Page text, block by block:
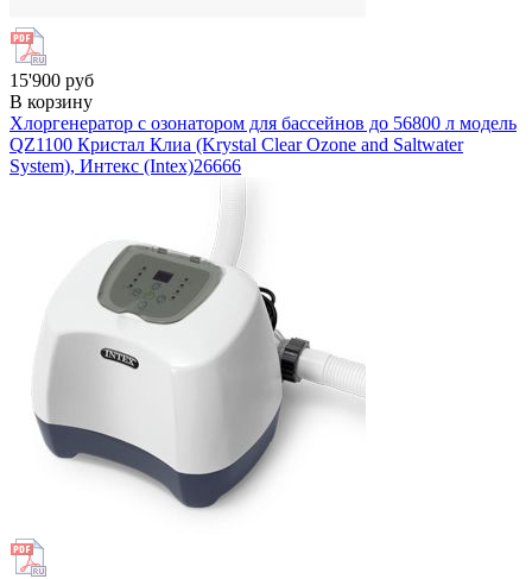
15'900 руб
В корзину
Хлоргенератор с озонатором для бассейнов до 56800 л модель
QZ1100 Кристал Клиа (Krystal Clear Ozone and Saltwater
System), Интекс (Intex)26666